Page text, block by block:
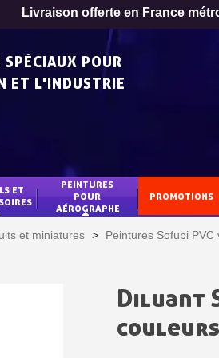
Livraison offerte en France
Inscription à la
Livraison sous 24
POUR
ET L'INDUSTRIE
ET
PEINTURES
POUR
AÉROGRAPHE
PROMOTIONS
et miniatures > Peintures Sofubi
Diluant